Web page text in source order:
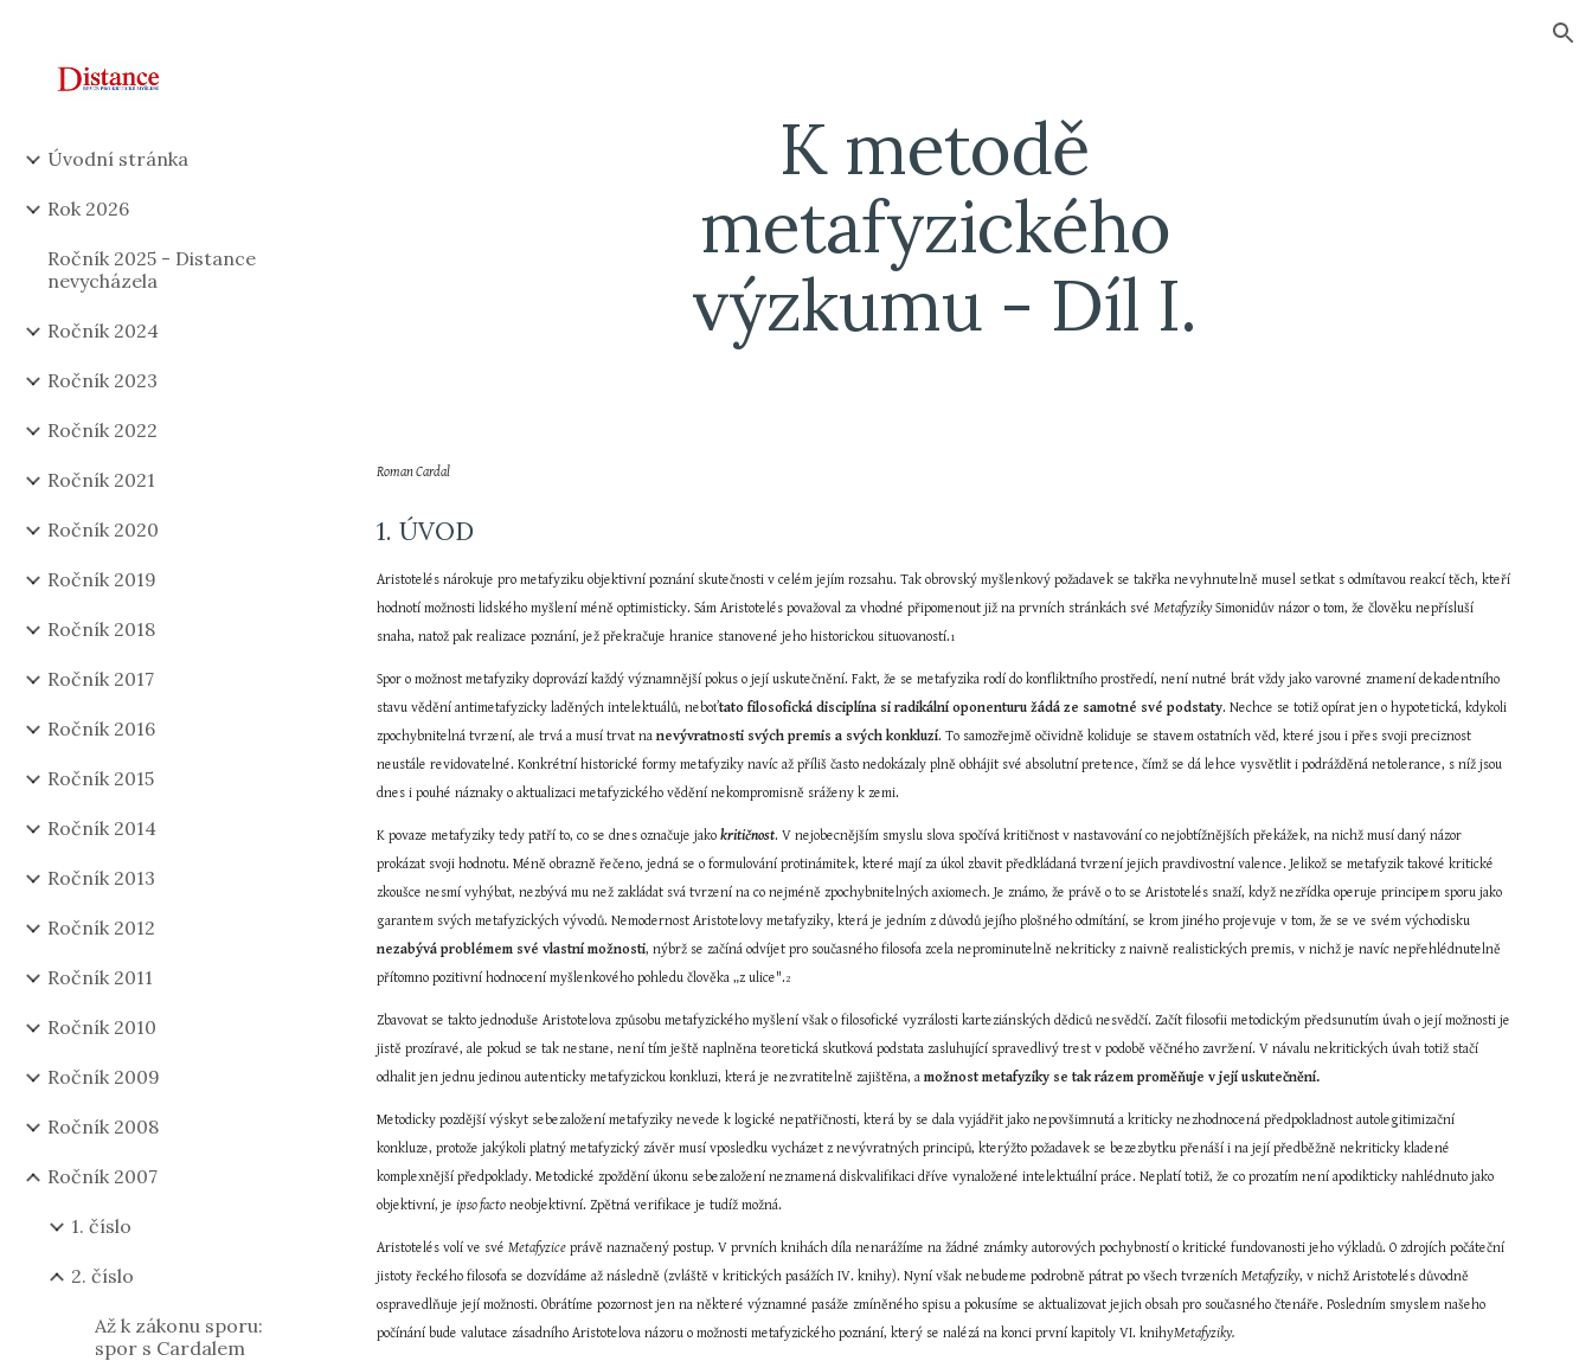
Úvodní stránka
Rok 2026
Ročník 2025 - Distance
nevycházela
Ročník 2024
Ročník 2023
Ročník 2022
Ročník 2021
Ročník 2020
Ročník 2019
Ročník 2018
Ročník 2017
Ročník 2016
Ročník 2015
Ročník 2014
Ročník 2013
Ročník 2012
Ročník 2011
Ročník 2010
Ročník 2009
Ročník 2008
Ročník 2007
1. číslo
2. číslo
Až k zákonu sporu:
spor s Cardalem
K metodě
metafyzického
výzkumu - Díl I.
Roman Cardal
1. ÚVOD
Aristotelés nárokuje pro metafyziku objektivní poznání skutečnosti v celém jejím rozsahu. Tak obrovský myšlenkový požadavek se takřka nevyhnutelně musel setkat s odmítavou reakcí těch, kteří
hodnotí možnosti lidského myšlení méně optimisticky. Sám Aristotelés považoval za vhodné připomenout již na prvních stránkách své Metafyziky Simonidův názor o tom, že člověku nepřísluší
snaha, natož pak realizace poznání, jež překračuje hranice stanovené jeho historickou situovaností.1
Spor o možnost metafyziky doprovází každý významnější pokus o její uskutečnění. Fakt, že se metafyzika rodí do konfliktního prostředí, není nutné brát vždy jako varovné znamení dekadentního
stavu vědění antimetafyzicky laděných intelektuálů, neboťtato filosofická disciplína si radikální oponenturu žádá ze samotné své podstaty. Nechce se totiž opírat jen o hypotetická, kdykoli
zpochybnitelná tvrzení, ale trvá a musí trvat na nevývratnosti svých premis a svých konkluzí. To samozřejmě očividně koliduje se stavem ostatních věd, které jsou i přes svoji preciznost
neustále revidovatelné. Konkrétní historické formy metafyziky navíc až příliš často nedokázaly plně obhájit své absolutní pretence, čímž se dá lehce vysvětlit i podrážděná netolerance, s níž jsou
dnes i pouhé náznaky o aktualizaci metafyzického vědění nekompromisně sráženy k zemi.
K povaze metafyziky tedy patří to, co se dnes označuje jako kritičnost. V nejobecnějším smyslu slova spočívá kritičnost v nastavování co nejobtížnějších překážek, na nichž musí daný názor
prokázat svoji hodnotu. Méně obrazně řečeno, jedná se o formulování protinámitek, které mají za úkol zbavit předkládaná tvrzení jejich pravdivostní valence. Jelikož se metafyzik takové kritické
zkoušce nesmí vyhýbat, nezbývá mu než zakládat svá tvrzení na co nejméně zpochybnitelných axiomech. Je známo, že právě o to se Aristotelés snaží, když nezřídka operuje principem sporu jako
nezabývá problémem své vlastní možnosti, nýbrž se začíná odvíjet pro současného filosofa zcela neprominutelně nekriticky z naivně realistických premis, v nichž je navíc nepřehlédnutelně
přítomno pozitivní hodnocení myšlenkového pohledu člověka „z ulice".2
Zbavovat se takto jednoduše Aristotelova způsobu metafyzického myšlení však o filosofické vyzrálosti karteziánských dědiců nesvědčí. Začít filosofii metodickým předsunutím úvah o její možnosti je
jistě prozíravé, ale pokud se tak nestane, není tím ještě naplněna teoretická skutková podstata zasluhující spravedlivý trest v podobě věčného zavržení. V návalu nekritických úvah totiž stačí
odhalit jen jednu jedinou autenticky metafyzickou konkluzi, která je nezvratitelně zajištěna, a možnost metafyziky se tak rázem proměňuje v její uskutečnění.
Metodicky pozdější výskyt sebezaložení metafyziky nevede k logické nepatřičnosti, která by se dala vyjádřit jako nepovšimnutá a kriticky nezhodnocená předpokladnost autolegitimizační
konkluze, protože jakýkoli platný metafyzický závěr musí vposledku vycházet z nevývratných principů, kterýžto požadavek se bezezbytku přenáší i na její předběžně nekriticky kladené
komplexnější předpoklady. Metodické zpoždění úkonu sebezaložení neznamená diskvalifikaci dříve vynaložené intelektuální práce. Neplatí totiž, že co prozatím není apodikticky nahlédnuto jako
objektivní, je ipso facto neobjektivní. Zpětná verifikace je tudíž možná.
Aristotelés volí ve své Metafyzice právě naznačený postup. V prvních knihách díla nenarážíme na žádné známky autorových pochybností o kritické fundovanosti jeho výkladů. O zdrojích počáteční
jistoty řeckého filosofa se dozvídáme až následně (zvláště v kritických pasážích IV. knihy). Nyní však nebudeme podrobně pátrat po všech tvrzeních Metafyziky, v nichž Aristotelés důvodně
ospravedlňuje její možnosti. Obrátíme pozornost jen na některé významné pasáže zmíněného spisu a pokusíme se aktualizovat jejich obsah pro současného čtenáře. Posledním smyslem našeho
počínání bude valutace zásadního Aristotelova názoru o možnosti metafyzického poznání, který se nalézá na konci první kapitoly VI. knihyMetafyziky.